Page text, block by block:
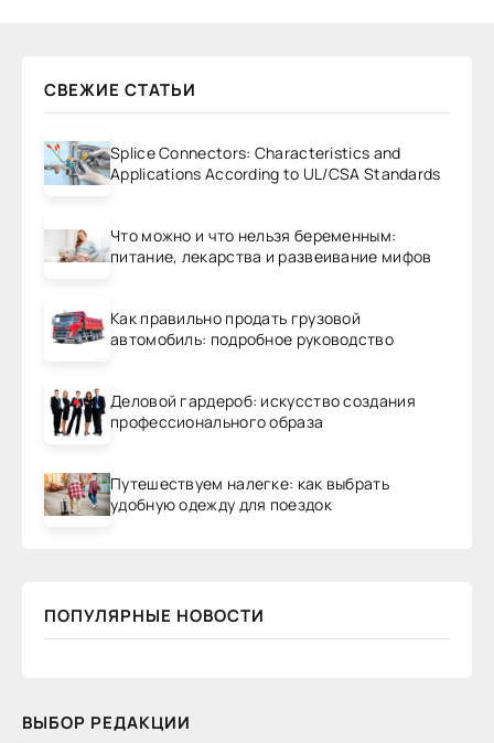
СВЕЖИЕ СТАТЬИ
Splice Connectors: Characteristics and
Applications According to UL/CSA Standards
Что можно и что нельзя беременным:
питание, лекарства и развеивание мифов
Как правильно продать грузовой
автомобиль: подробное руководство
Деловой гардероб: искусство создания
профессионального образа
Путешествуем налегке: как выбрать
удобную одежду для поездок
ПОПУЛЯРНЫЕ НОВОСТИ
ВЫБОР РЕДАКЦИИ